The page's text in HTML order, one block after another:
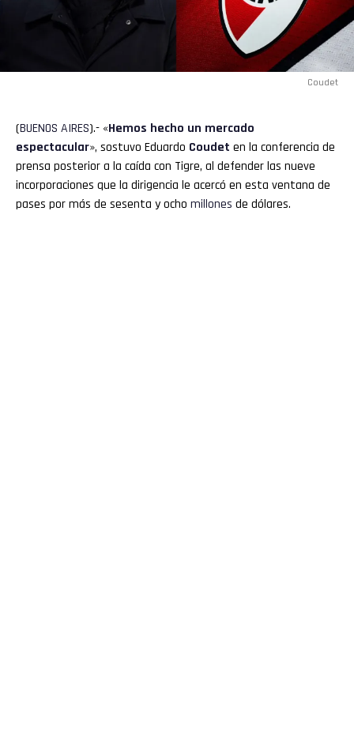
Coudet
(BUENOS AIRES).- «Hemos hecho un mercado
espectacular», sostuvo Eduardo Coudet en la conferencia de
prensa posterior a la caída con Tigre, al defender las nueve
incorporaciones que la dirigencia le acercó en esta ventana de
pases por más de sesenta y ocho millones de dólares.